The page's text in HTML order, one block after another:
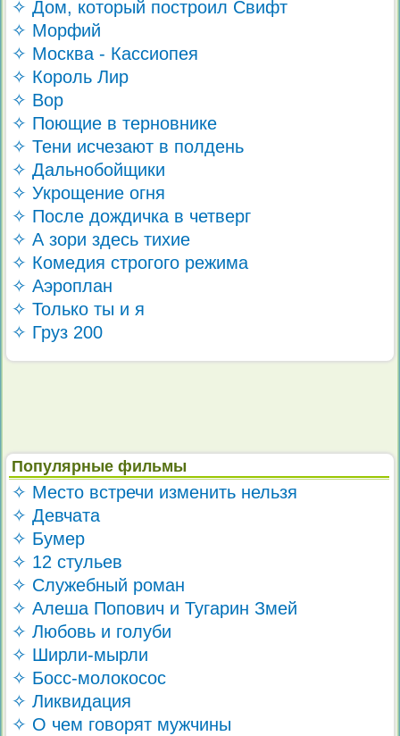
✧ Дом, который построил Свифт
✧ Морфий
✧ Москва - Кассиопея
✧ Король Лир
✧ Вор
✧ Поющие в терновнике
✧ Тени исчезают в полдень
✧ Дальнобойщики
✧ Укрощение огня
✧ После дождичка в четверг
✧ А зори здесь тихие
✧ Комедия строгого режима
✧ Аэроплан
✧ Только ты и я
✧ Груз 200
Популярные фильмы
✧ Место встречи изменить нельзя
✧ Девчата
✧ Бумер
✧ 12 стульев
✧ Служебный роман
✧ Алеша Попович и Тугарин Змей
✧ Любовь и голуби
✧ Ширли-мырли
✧ Босс-молокосос
✧ Ликвидация
✧ О чем говорят мужчины